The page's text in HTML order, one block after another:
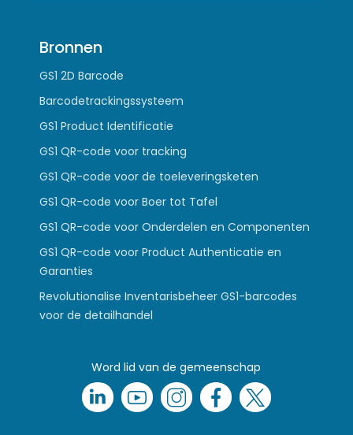
Bronnen
GS1 2D Barcode
Barcodetrackingssysteem
GS1 Product Identificatie
GS1 QR-code voor tracking
GS1 QR-code voor de toeleveringsketen
GS1 QR-code voor Boer tot Tafel
GS1 QR-code voor Onderdelen en Componenten
GS1 QR-code voor Product Authenticatie en
Garanties
Revolutionalise Inventarisbeheer GS1-barcodes
voor de detailhandel
Word lid van de gemeenschap